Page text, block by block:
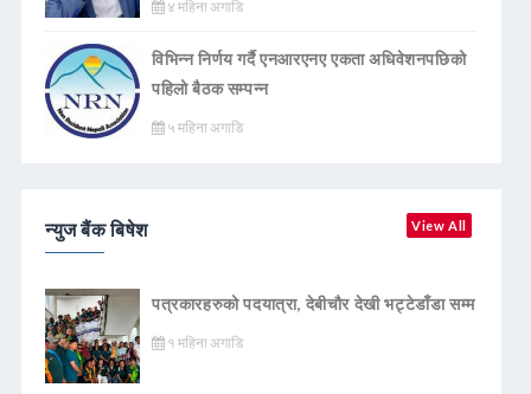
४ महिना अगाडि
विभिन्न निर्णय गर्दै एनआरएनए एकता अधिवेशनपछिको
पहिलो बैठक सम्पन्न
५ महिना अगाडि
न्युज बैंक बिषेश View All
पत्रकारहरुको पदयात्रा, देबीचौर देखी भट्टेडाँडा सम्म
१ महिना अगाडि